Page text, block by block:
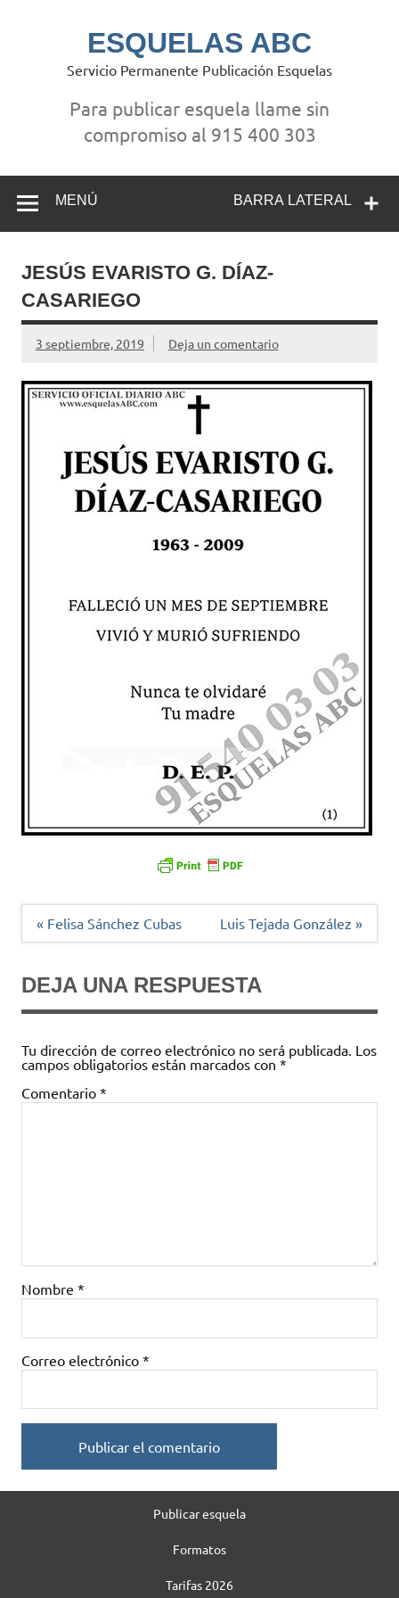
ESQUELAS ABC
Servicio Permanente Publicación Esquelas
Para publicar esquela llame sin
compromiso al 915 400 303
BARRA LATERAL
MENÚ
JESÚS EVARISTO G. DÍAZ-
CASARIEGO
3 septiembre, 2019 Deja un comentario
Navegación
« Felisa Sánchez Cubas Luis Tejada González »
DEJA UNA RESPUESTA
Tu dirección de correo electrónico no será publicada. Los
campos obligatorios están marcados con *
Comentario *
Nombre *
Correo electrónico *
Publicar esquela
Formatos
Tarifas 2026